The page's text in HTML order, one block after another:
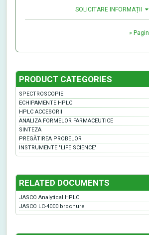
SOLICITARE INFORMAȚII
»
PRODUCT CATEGORIES
SPECTROSCOPIE
ECHIPAMENTE HPLC
HPLC ACCESORII
ANALIZA FORMELOR FARMACEUTICE
SINTEZA
PREGĂTIREA PROBELOR
INSTRUMENTE "LIFE SCIENCE"
RELATED DOCUMENTS
JASCO Analytical HPLC
JASCO LC-4000 brochure